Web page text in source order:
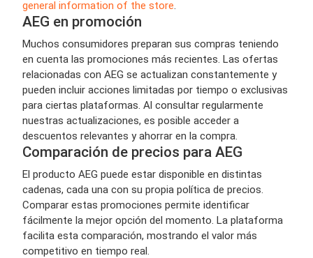
general information of the store
AEG en promoción
Muchos consumidores preparan sus compras teniendo
en cuenta las promociones más recientes. Las ofertas
relacionadas con AEG se actualizan constantemente y
pueden incluir acciones limitadas por tiempo o exclusivas
para ciertas plataformas. Al consultar regularmente
nuestras actualizaciones, es posible acceder a
descuentos relevantes y ahorrar en la compra.
Comparación de precios para AEG
El producto AEG puede estar disponible en distintas
cadenas, cada una con su propia política de precios.
Comparar estas promociones permite identificar
fácilmente la mejor opción del momento. La plataforma
facilita esta comparación, mostrando el valor más
competitivo en tiempo real.